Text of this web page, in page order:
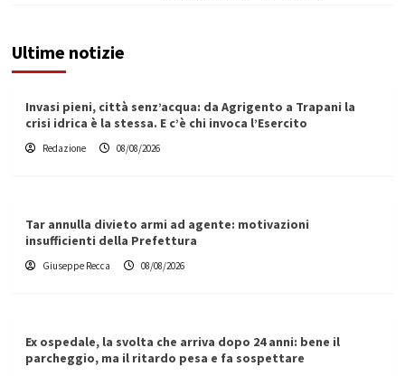
Ultime notizie
Invasi pieni, città senz’acqua: da Agrigento a Trapani la
crisi idrica è la stessa. E c’è chi invoca l’Esercito
Redazione 08/08/2026
Tar annulla divieto armi ad agente: motivazioni
insufficienti della Prefettura
Giuseppe Recca 08/08/2026
Ex ospedale, la svolta che arriva dopo 24 anni: bene il
parcheggio, ma il ritardo pesa e fa sospettare